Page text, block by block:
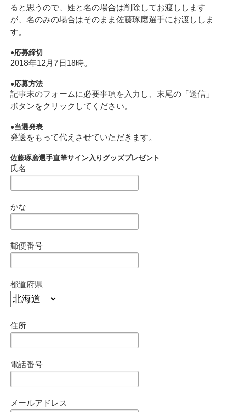
ると思うので、姓と名の場合は削除してお渡しします
が、名のみの場合はそのまま佐藤琢磨選手にお渡ししま
す。
応募締切
2018年12月7日18時。
応募方法
記事末のフォームに必要事項を入力し、末尾の「送信」
ボタンをクリックしてください。
当選発表
発送をもって代えさせていただきます。
佐藤琢磨選手直筆サイン入りグッズプレゼント
氏名
かな
郵便番号
都道府県
住所
電話番号
メールアドレス